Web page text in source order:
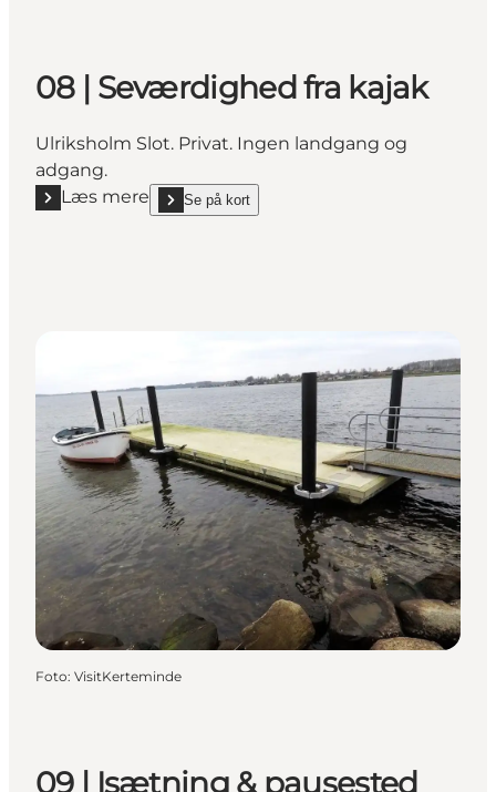
08 | Seværdighed fra kajak
Ulriksholm Slot. Privat. Ingen landgang og
adgang.
Læs mere
Læs mere "08 | Seværdighed fra kajak"
Se på kort
show 08 | Seværdighed fra kajak on_map
Foto: VisitKerteminde
09 | Isætning & pausested